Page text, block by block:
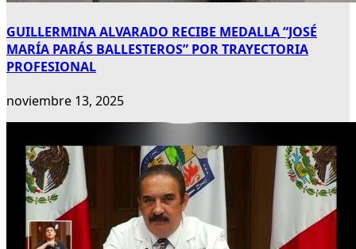
GUILLERMINA ALVARADO RECIBE MEDALLA “JOSÉ
MARÍA PARÁS BALLESTEROS” POR TRAYECTORIA
PROFESIONAL
noviembre 13, 2025